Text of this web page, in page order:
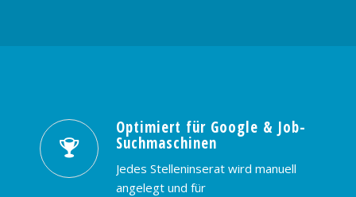
Optimiert für Google & Job-
Suchmaschinen
Jedes Stelleninserat wird manuell
angelegt und für